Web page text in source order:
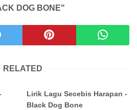
DOG BONE"
RELATED
Lirik Lagu Secebis Harapan -
Black Dog Bone